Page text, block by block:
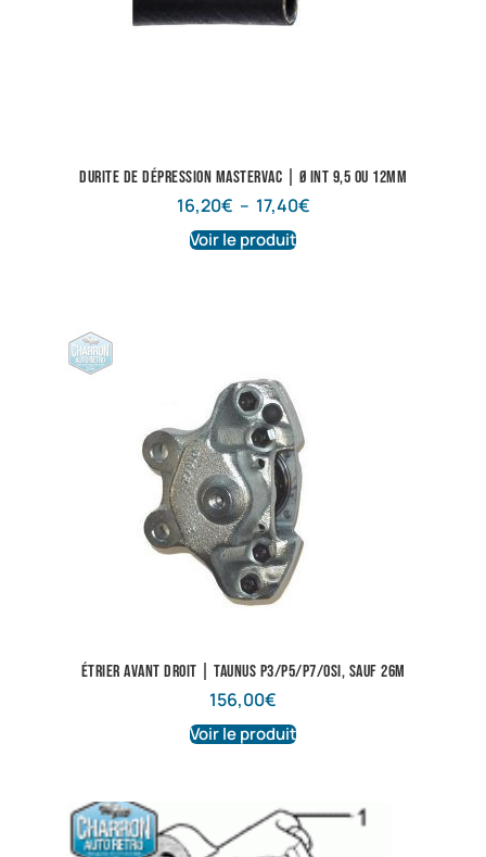
Durite de dépression Mastervac | Ø int 9,5 ou 12mm
16,20€ – 17,40€
Voir le produit
Étrier avant droit | Taunus P3/P5/P7/Osi, sauf 26m
156,00€
Voir le produit